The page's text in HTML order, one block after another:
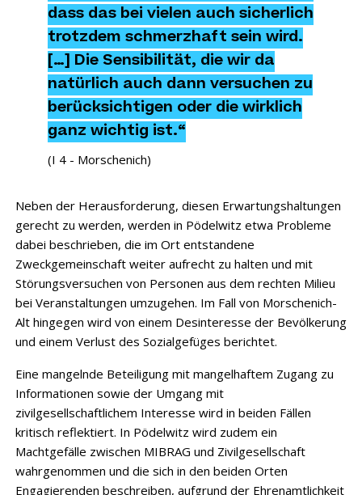
dass das bei vielen auch sicherlich
trotzdem schmerzhaft sein wird.
[…] Die Sensibilität, die wir da
natürlich auch dann versuchen zu
berücksichtigen oder die wirklich
ganz wichtig ist.“
(I 4 - Morschenich)
Neben der Herausforderung, diesen Erwartungshaltungen
gerecht zu werden, werden in Pödelwitz etwa Probleme
dabei beschrieben, die im Ort entstandene
Zweckgemeinschaft weiter aufrecht zu halten und mit
Störungsversuchen von Personen aus dem rechten Milieu
bei Veranstaltungen umzugehen. Im Fall von Morschenich-
Alt hingegen wird von einem Desinteresse der Bevölkerung
und einem Verlust des Sozialgefüges berichtet.
Eine mangelnde Beteiligung mit mangelhaftem Zugang zu
Informationen sowie der Umgang mit
zivilgesellschaftlichem Interesse wird in beiden Fällen
kritisch reflektiert. In Pödelwitz wird zudem ein
Machtgefälle zwischen MIBRAG und Zivilgesellschaft
wahrgenommen und die sich in den beiden Orten
Engagierenden beschreiben, aufgrund der Ehrenamtlichkeit